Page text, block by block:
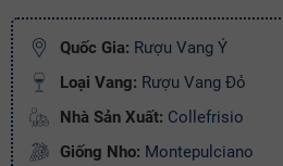
Quốc Gia: Rượu Vang Ý
Loại Vang: Rượu Vang Đỏ
Nhà Sản Xuất: Collefrisio
Giống Nho: Montepulciano
Điều kiện:
Copy mã và nhập mã ở trangTHANH TOÁN